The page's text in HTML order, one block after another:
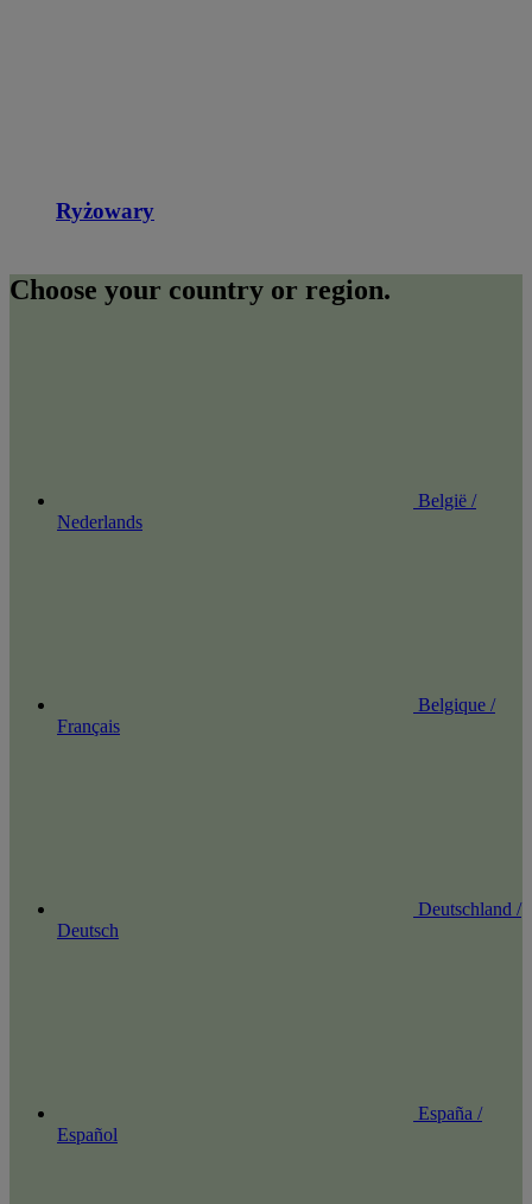
Ryżowary
Choose your country or region.
België /
Nederlands
Belgique /
Français
Deutschland /
Deutsch
España /
Español